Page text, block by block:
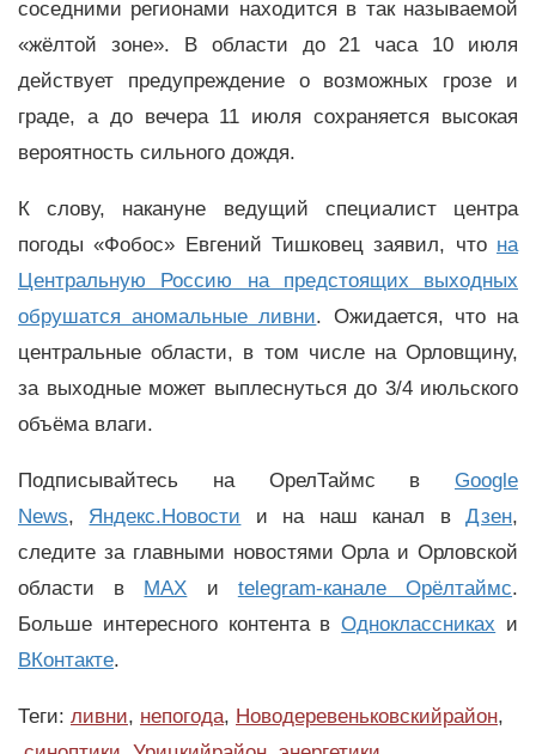
соседними регионами находится в так называемой
«жёлтой зоне». В области до 21 часа 10 июля
действует предупреждение о возможных грозе и
граде, а до вечера 11 июля сохраняется высокая
вероятность сильного дождя.
К слову, накануне ведущий специалист центра
погоды «Фобос» Евгений Тишковец заявил, что на
Центральную Россию на предстоящих выходных
обрушатся аномальные ливни. Ожидается, что на
центральные области, в том числе на Орловщину,
за выходные может выплеснуться до 3/4 июльского
объёма влаги.
Подписывайтесь на ОрелТаймс в Google
News, Яндекс.Новости и на наш канал вДзен,
следите за главными новостями Орла и Орловской
области в MAX и telegram-канале Орёлтаймс.
Больше интересного контента вОдноклассниках и
ВКонтакте.
Теги: ливни, непогода, Новодеревеньковскийрайон,